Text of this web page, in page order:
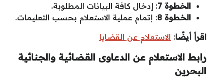
الخطوة 7
: إدخال كافة البيانات المطلوبة.
الخطوة 8
: إتمام عملية الاستعلام بحسب التعليمات.
اقرأ أيضًا: الاستعلام عن القضايا
رابط الاستعلام عن الدعاوى القضائية والجنائية
البحرين